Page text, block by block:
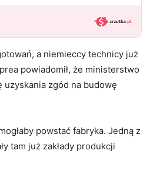
a niemieccy technicy już
powiadomił, że ministerstwo
zgód na budowę
powstać fabryka. Jedną z
tam już zakłady produkcji